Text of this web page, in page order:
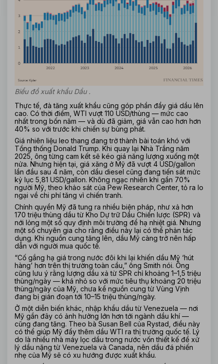
Biểu đồ xuất khẩu Dầu .
Thực tế, đà tăng xuất khẩu cũng góp phần đẩy giá dầu lên
cao. Có thời điểm, WTI vượt 110 USD/thùng — mức cao
nhất trong bốn năm — và dù đã giảm, giá vẫn cao hơn hơn
40% so với trước khi chiến sự bùng phát.
Giá nhiên liệu leo thang đang trở thành bài toán khó với
Tổng thống Donald Trump. Khi quay lại Nhà Trắng năm
2025, ông từng cam kết sẽ kéo giá năng lượng xuống một
nửa. Nhưng hiện tại, giá xăng ở Mỹ đã vượt 4 USD/gallon
lần đầu sau 4 năm, còn dầu diesel cũng đang tiến sát mức
kỷ lục 5,81 USD/gallon. Không ngạc nhiên khi gần 70%
người Mỹ, theo khảo sát của Pew Research Center, tỏ ra lo
ngại về chi phí tăng vì chiến tranh.
Chính quyền Mỹ đã tung ra nhiều biện pháp, như xả hơn
170 triệu thùng dầu từ Kho Dự trữ Dầu Chiến lược (SPR) và
nới lỏng một số quy định môi trường để hạ nhiệt giá. Nhưng
một số chuyên gia cho rằng điều này lại có thể phản tác
dụng. Khi nguồn cung tăng lên, dầu Mỹ càng trở nên hấp
dẫn với người mua quốc tế.
“Cố gắng hạ giá trong nước đôi khi lại khiến dầu Mỹ ‘hút
hàng’ hơn trên thị trường toàn cầu,” ông Smith nói. Ông
cũng lưu ý rằng lượng dầu xả từ SPR chỉ khoảng 1–1,5 triệu
thùng/ngày — khá nhỏ so với mức tiêu thụ khoảng 20 triệu
thùng/ngày của Mỹ, chưa kể nguồn cung từ Vùng Vịnh
đang bị gián đoạn tới 10–15 triệu thùng/ngày.
Ở một diễn biến khác, nhập khẩu dầu từ Venezuela — nơi
Mỹ gần đây có ảnh hưởng lớn hơn tới ngành dầu khí —
cũng đang tăng. Theo bà Susan Bell của Rystad, điều này
có thể giúp Mỹ đẩy thêm dầu WTI ra thị trường quốc tế. Lý
do là nhiều nhà máy lọc dầu trong nước vốn thiết kế để xử
lý dầu nặng từ Venezuela và Canada, nên dầu đá phiến
nhẹ của Mỹ sẽ có xu hướng được xuất khẩu.